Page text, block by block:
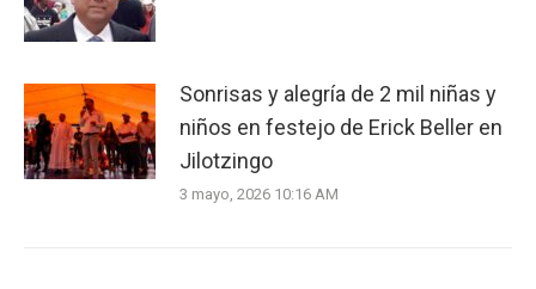
Sonrisas y alegría de 2 mil niñas y
niños en festejo de Erick Beller en
Jilotzingo
3 mayo, 2026 10:16 AM